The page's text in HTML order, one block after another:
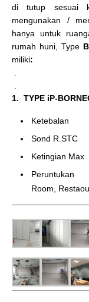
di tutup sesuai
mengunakan /
hanya untuk
rumah huni, Type
miliki:
1. TYPE iP-
Ketebalan
Sond
Ketingian
Peruntukan :
Room,